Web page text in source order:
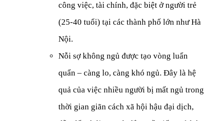
công việc, tài chính, đặc biệt ở người trẻ
(25-40 tuổi) tại các thành phố lớn như Hà
Nội.
Nỗi sợ không ngủ được tạo vòng luẩn
quẩn – càng lo, càng khó ngủ. Đây là hệ
quả của việc nhiều người bị mất ngủ trong
thời gian giãn cách xã hội hậu đại dịch,